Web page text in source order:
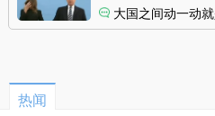
热闻
斯克则进入名单，看
大国之间动一动就
热闻